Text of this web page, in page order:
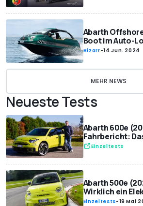
Abarth
Boot im Auto-
Bizarr-14 Jun. 2024
MEHR NEWS
Neueste Tests
Abarth 600e
Fahrbericht:
Einzeltests
Abarth 500e
Wirklich ein
Einzeltests-19 Mai